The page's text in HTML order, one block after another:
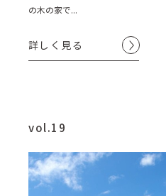
の木の家で...
詳しく見る
vol.19